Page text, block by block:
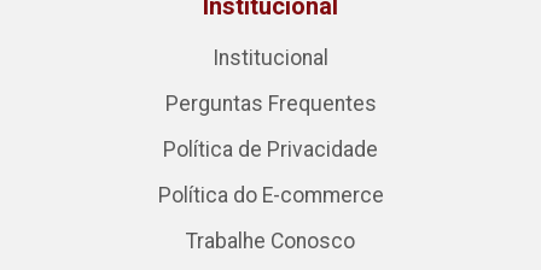
Institucional
Institucional
Perguntas Frequentes
Política de Privacidade
Política do E-commerce
Trabalhe Conosco